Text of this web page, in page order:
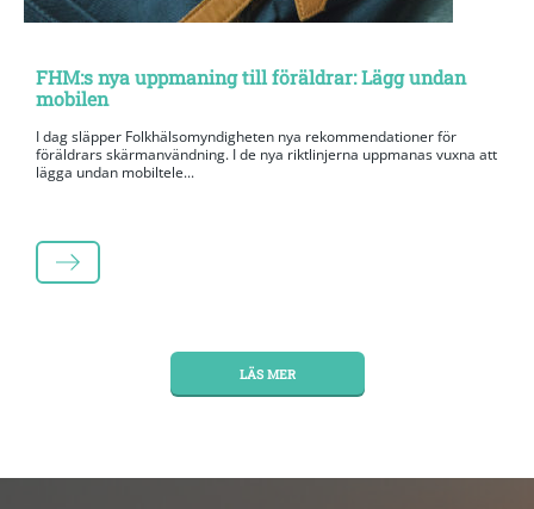
FHM:s nya uppmaning till föräldrar: Lägg undan
mobilen
I dag släpper Folkhälsomyndigheten nya rekommendationer för
föräldrars skärmanvändning. I de nya riktlinjerna uppmanas vuxna att
lägga undan mobiltele...
LÄS MER
LÄS MER